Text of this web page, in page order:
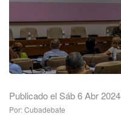
Publicado el Sáb 6 Abr 2024
Por: Cubadebate